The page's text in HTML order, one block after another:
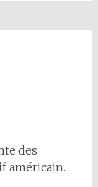
des
américain.